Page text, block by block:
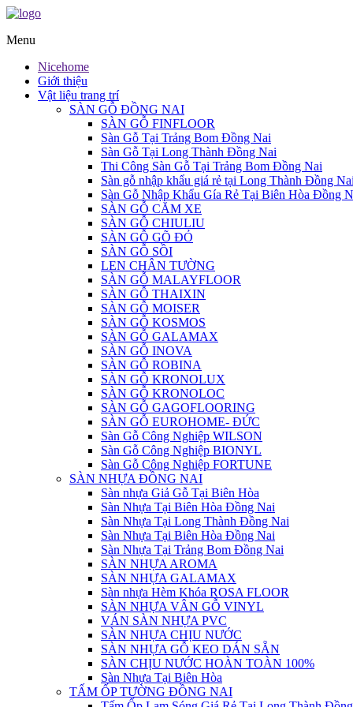
Menu
Nicehome
Giới thiệu
Vật liệu trang trí
SÀN GỖ ĐỒNG NAI
SÀN GỖ FINFLOOR
Sàn Gỗ Tại Trảng Bom Đồng Nai
Sàn Gỗ Tại Long Thành Đồng Nai
Thi Công Sàn Gỗ Tại Trảng Bom Đồng Nai
Sàn gỗ nhập khẩu giá rẻ tại Long Thành Đồng
Sàn Gỗ Nhập Khẩu Gía Rẻ Tại Biên Hòa Đồng
SÀN GỖ CĂM XE
SÀN GỖ CHIULIU
SÀN GỖ GÕ ĐỎ
SÀN GỖ SỒI
LEN CHÂN TƯỜNG
SÀN GỖ MALAYFLOOR
SÀN GỖ THAIXIN
SÀN GỖ MOISER
SÀN GỖ KOSMOS
SÀN GỖ GALAMAX
SÀN GỖ INOVA
SÀN GỖ ROBINA
SÀN GỖ KRONOLUX
SÀN GỖ KRONOLOC
SÀN GỖ GAGOFLOORING
SÀN GỖ EUROHOME- ĐỨC
Sàn Gỗ Công Nghiệp WILSON
Sàn Gỗ Công Nghiệp BIONYL
Sàn Gỗ Công Nghiệp FORTUNE
SÀN NHỰA ĐỒNG NAI
Sàn nhựa Giả Gỗ Tại Biên Hòa
Sàn Nhựa Tại Biên Hòa Đồng Nai
Sàn Nhựa Tại Long Thành Đồng Nai
Sàn Nhựa Tại Biên Hòa Đồng Nai
Sàn Nhựa Tại Trảng Bom Đồng Nai
SÀN NHỰA AROMA
SÀN NHỰA GALAMAX
Sàn nhựa Hèm Khóa ROSA FLOOR
SÀN NHỰA VÂN GỖ VINYL
VÁN SÀN NHỰA PVC
SÀN NHỰA CHỊU NƯỚC
SÀN NHỰA GỖ KEO DÁN SẴN
SÀN CHỊU NƯỚC HOÀN TOÀN 100%
Sàn Nhựa Tại Biên Hòa
TẤM ỐP TƯỜNG ĐỒNG NAI